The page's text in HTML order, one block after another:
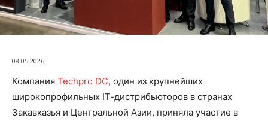
08.05.2026
Компания Techpro DC, один из крупнейших
широкопрофильных IТ-дистрибьюторов в странах
Закавказья и Центральной Азии, приняла участие в